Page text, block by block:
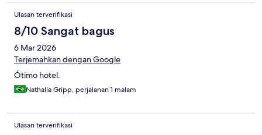
Ulasan terverifikasi
8/10 Sangat bagus
6 Mar 2026
Terjemahkan dengan Google
Ótimo hotel.
Nathalia Gripp, perjalanan 1 malam
Ulasan terverifikasi